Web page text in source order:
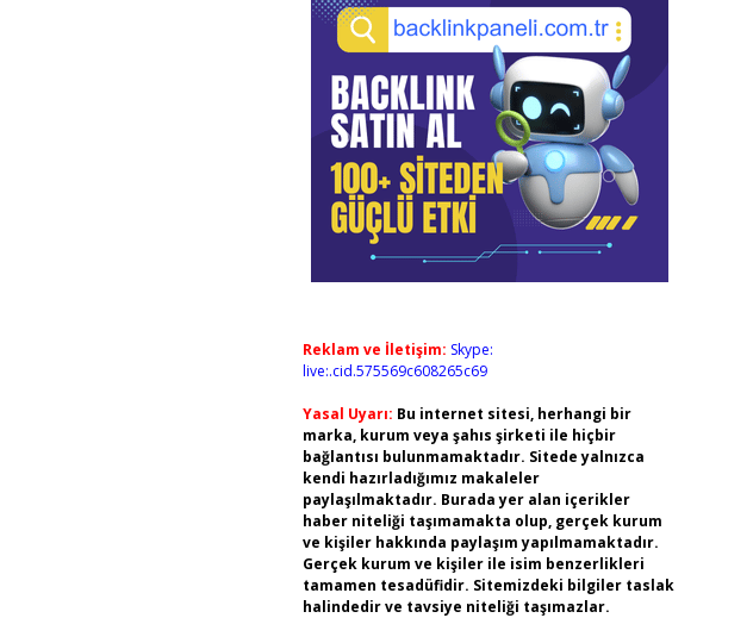
Reklam ve İletişim: Skype:
live:.cid.575569c608265c69
Yasal Uyarı: Bu internet sitesi, herhangi bir
marka, kurum veya şahıs şirketi ile hiçbir
bağlantısı bulunmamaktadır. Sitede yalnızca
kendi hazırladığımız makaleler
paylaşılmaktadır. Burada yer alan içerikler
haber niteliği taşımamakta olup, gerçek kurum
ve kişiler hakkında paylaşım yapılmamaktadır.
Gerçek kurum ve kişiler ile isim benzerlikleri
tamamen tesadüfidir. Sitemizdeki bilgiler taslak
halindedir ve tavsiye niteliği taşımazlar.